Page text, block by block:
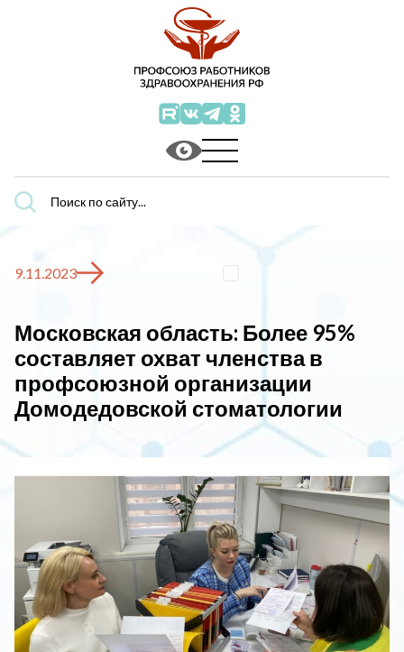
Поиск
по
9.11.2023
Московская область: Более 95%
составляет охват членства в
профсоюзной организации
Домодедовской стоматологии